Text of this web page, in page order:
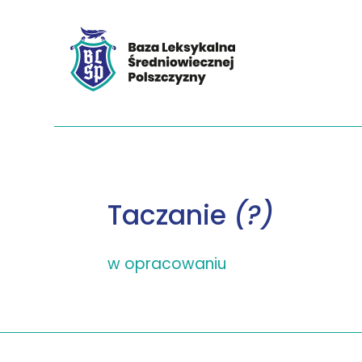
Taczanie (?)
w opracowaniu